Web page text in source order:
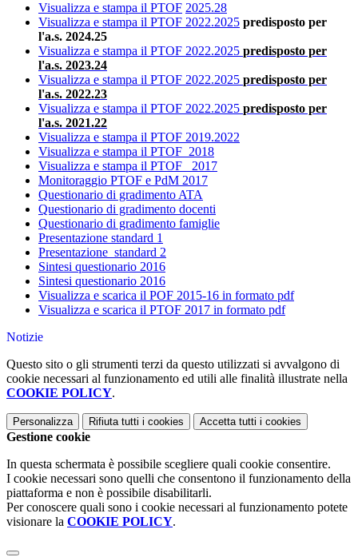
Visualizza e stampa il PTOF 2025.28
Visualizza e stampa il PTOF 2022.2025 predisposto per
l'a.s. 2024.25
Visualizza e stampa il PTOF 2022.2025 predisposto per
l'a.s. 2023.24
Visualizza e stampa il PTOF 2022.2025 predisposto per
l'a.s. 2022.23
Visualizza e stampa il PTOF 2022.2025 predisposto per
l'a.s. 2021.22
Visualizza e stampa il PTOF 2019.2022
Visualizza e stampa il PTOF_ 2018
Visualizza e stampa il PTOF_
2017
Monitoraggio PTOF e PdM 2017
Questionario di gradimento ATA
Questionario di gradimento docenti
Questionario di gradimento famiglie
Presentazione standard 1
Presentazione_standard 2
Sintesi questionario 2016
Sintesi questionario 2016
Visualizza e scarica il POF 2015-16 in formato pdf
Visualizza e scarica il PTOF 2017 in formato pdf
Notizie
Questo sito o gli strumenti terzi da questo utilizzati si avvalgono di
cookie necessari al funzionamento ed utili alle finalità illustrate nella
COOKIE POLICY.
Personalizza Rifiuta tutti i cookies Accetta tutti i cookies
Gestione cookie
In questa schermata è possibile scegliere quali cookie consentire.
I cookie necessari sono quelli che consentono il funzionamento della
piattaforma e non è possibile disabilitarli.
Per conoscere quali sono i cookie necessari al funzionamento potete
visionare la COOKIE POLICY.